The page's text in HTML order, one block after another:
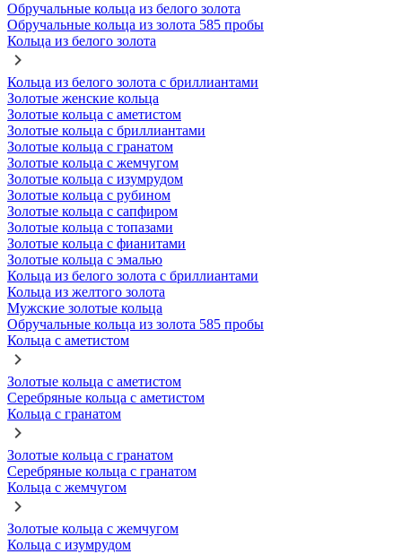
Обручальные кольца из белого золота
Обручальные кольца из золота 585 пробы
Кольца из белого золота
Кольца из белого золота с бриллиантами
Золотые женские кольца
Золотые кольца с аметистом
Золотые кольца с бриллиантами
Золотые кольца с гранатом
Золотые кольца с жемчугом
Золотые кольца с изумрудом
Золотые кольца с рубином
Золотые кольца с сапфиром
Золотые кольца с топазами
Золотые кольца с фианитами
Золотые кольца с эмалью
Кольца из белого золота с бриллиантами
Кольца из желтого золота
Мужские золотые кольца
Обручальные кольца из золота 585 пробы
Кольца с аметистом
Золотые кольца с аметистом
Серебряные кольца с аметистом
Кольца с гранатом
Золотые кольца с гранатом
Серебряные кольца с гранатом
Кольца с жемчугом
Золотые кольца с жемчугом
Кольца с изумрудом